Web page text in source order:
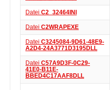
Datei C2_32464INI
Datei C2WRAPEXE
Datei C3245084-9D61-48E9-
A2D4-24A3771D3195DLL
Datei C57A9D3F-0C29-
41E0-B11E-
BBED4C17AAF8DLL